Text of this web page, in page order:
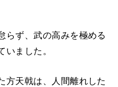
らず、武の高みを極める
いました。
方天戟は、人間離れした